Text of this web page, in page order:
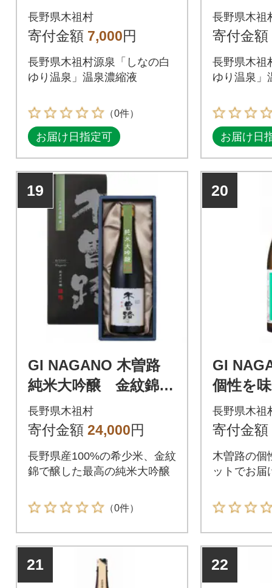
本
長野県木祖村
寄付金額 7,000円
長野県木祖村源泉「しなの白
ゆり温泉」温泉濃縮液
（0件）
お届け日指定可
本セット
長野県木祖
寄付金額
長野県木祖
ゆり温泉」
お届け日
19
GI NAGANO 木曽路
純米大吟醸 金紋錦
720ml
長野県木祖村
寄付金額 24,000円
長野県産100%の希少米、金紋
錦で醸した最高の純米大吟醸
（0件）
20
GI
個性を
(純米山
純米酒)
長野県木祖
寄付金額
木曽路の個
ットでお届
21 22